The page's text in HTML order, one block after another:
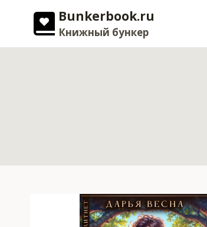
содержимому
Bunkerbook.ru
Книжный бункер